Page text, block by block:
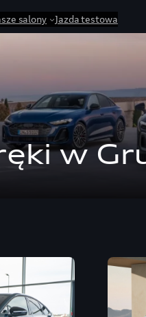
salony Jazda testowa
w